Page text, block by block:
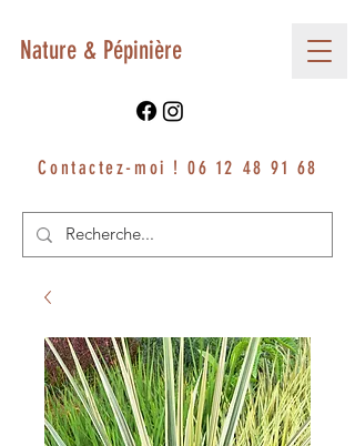
Nature & Pépinière
Contactez-moi !06 12 48 91 68